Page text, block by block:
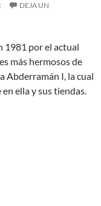
DEJA UN
1981 por el actual
más hermosos de
Abderramán I, la cual
ella y sus tiendas.